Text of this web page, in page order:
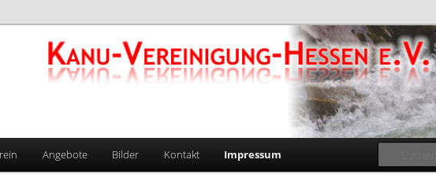
Hessen e.V. 1924
Angebote Bilder Kontakt Impressum